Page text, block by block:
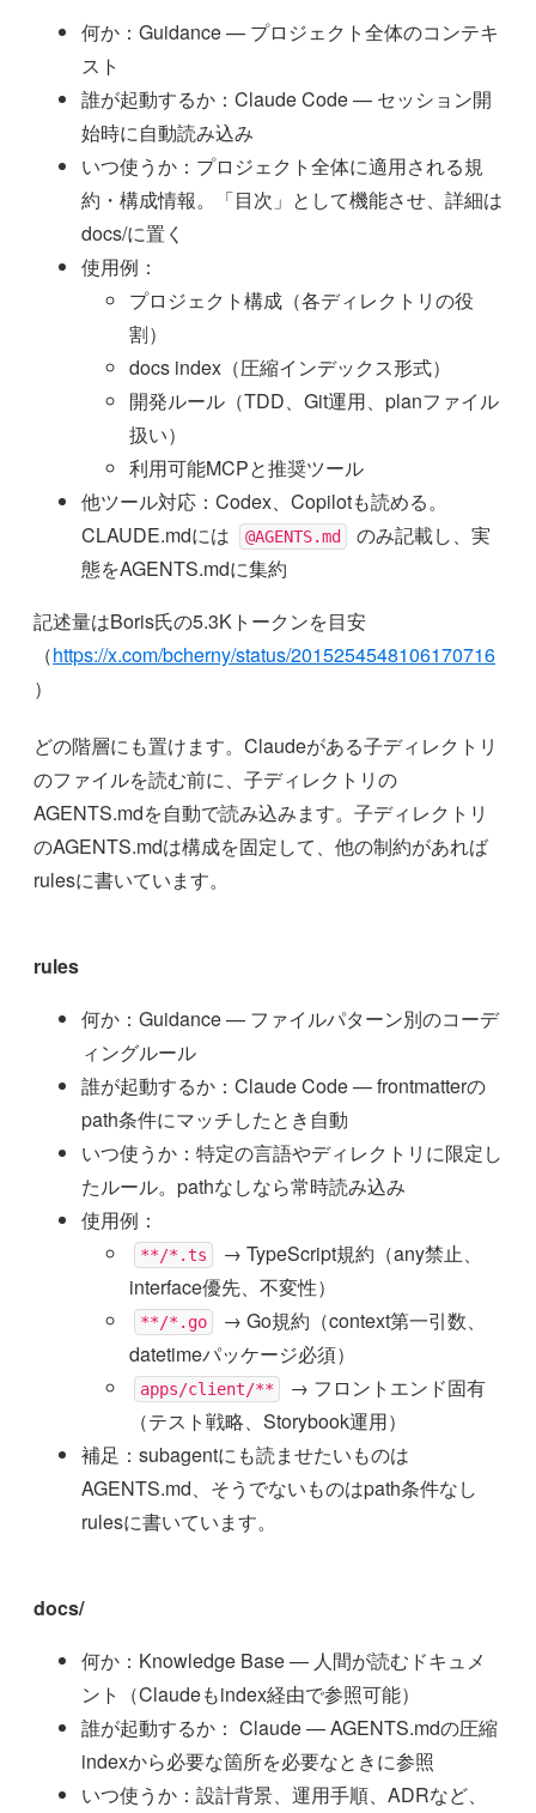
何か：Guidance — プロジェクト全体のコンテキ
スト
誰が起動するか：Claude Code — セッション開
始時に自動読み込み
いつ使うか：プロジェクト全体に適用される規
約・構成情報。「目次」として機能させ、詳細は
docs/に置く
使用例：
プロジェクト構成（各ディレクトリの役
割）
docs index（圧縮インデックス形式）
開発ルール（TDD、Git運用、planファイル
扱い）
利用可能MCPと推奨ツール
他ツール対応：Codex、Copilotも読める。
CLAUDE.mdには
@AGENTS.md
のみ記載し、実
態をAGENTS.mdに集約
記述量はBoris氏の5.3Kトークンを目安
（https://x.com/bcherny/status/2015254548106170716
）
どの階層にも置けます。Claudeがある子ディレクトリ
のファイルを読む前に、子ディレクトリの
AGENTS.mdを自動で読み込みます。子ディレクトリ
のAGENTS.mdは構成を固定して、他の制約があれば
rulesに書いています。
rules
何か：Guidance — ファイルパターン別のコーデ
ィングルール
誰が起動するか：Claude Code — frontmatterの
path条件にマッチしたとき自動
いつ使うか：特定の言語やディレクトリに限定し
たルール。pathなしなら常時読み込み
使用例：
**/*.ts
→ TypeScript規約（any禁止、
interface優先、不変性）
**/*.go
→ Go規約（context第一引数、
datetimeパッケージ必須）
apps/client/**
→ フロントエンド固有
（テスト戦略、Storybook運用）
補足：subagentにも読ませたいものは
AGENTS.md、そうでないものはpath条件なし
rulesに書いています。
docs/
何か：Knowledge Base — 人間が読むドキュメ
ント（Claudeもindex経由で参照可能）
誰が起動するか： Claude — AGENTS.mdの圧縮
indexから必要な箇所を必要なときに参照
いつ使うか：設計背景、運用手順、ADRなど、